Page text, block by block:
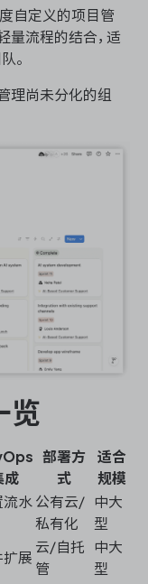
自定义的项目管
量流程的结合，适
。
理尚未分化的组
览
成
部署方
式
适合
规模
流水 公有云/
私有化
中大
型
扩展
云/自托
管
中大
型